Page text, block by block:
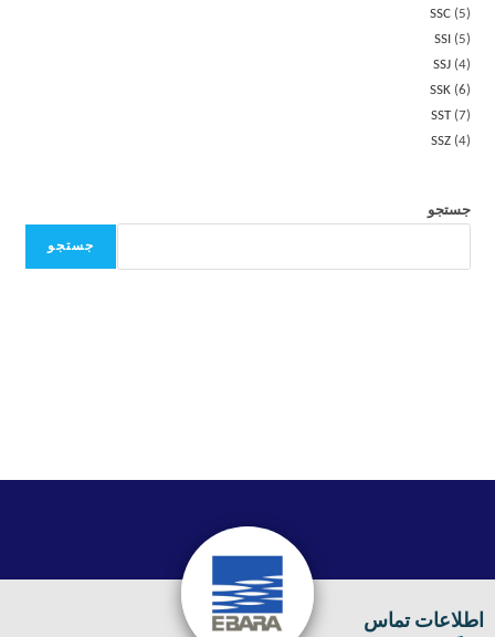
SSC
5
SSI
5
SSJ 4
SSK 6
SST 7
SSZ 4
جستجو
جستجو
اطلاعات تماس